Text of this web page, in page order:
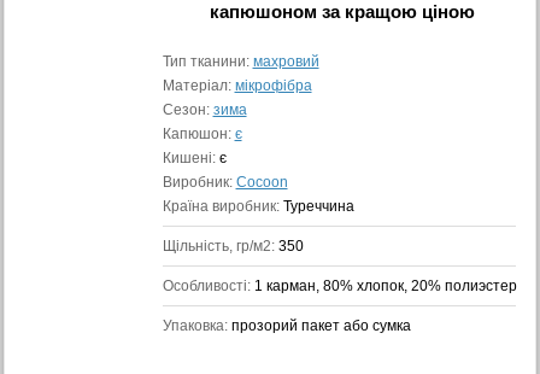
капюшоном за кращою ціною
Тип тканини: махровий
Матеріал: мікрофібра
Сезон: зима
Капюшон: є
Кишені: є
Виробник: Cocoon
Країна виробник: Туреччина
Щільність, гр/м2: 350
Особливості: 1 карман, 80% хлопок, 20% полиэстер
Упаковка: прозорий пакет або сумка